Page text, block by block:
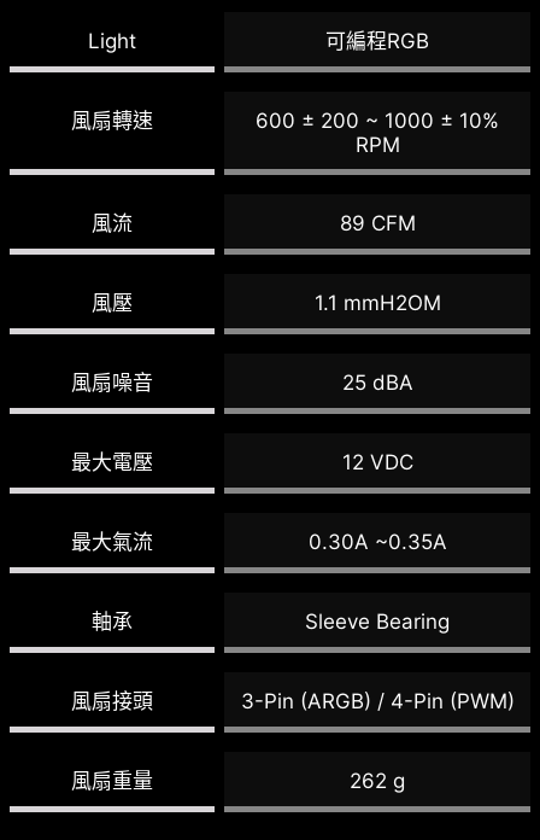
Light 可編程RGB
風扇轉速
600 ± 200 ~ 1000 ± 10%
RPM
風流 89 CFM
風壓 1.1 mmH2OM
風扇噪音 25 dBA
最大電壓 12 VDC
最大氣流 0.30A ~0.35A
軸承 Sleeve Bearing
風扇接頭 3-Pin (ARGB) / 4-Pin (PWM)
風扇重量 262 g